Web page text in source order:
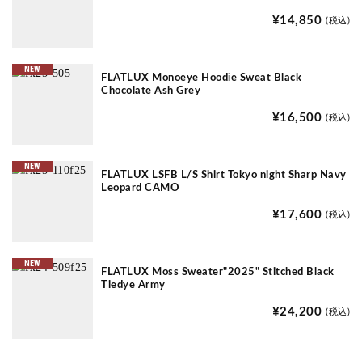
¥14,850 (税込)
NEW
FLATLUX Monoeye Hoodie Sweat Black
Chocolate Ash Grey
¥16,500 (税込)
NEW
FLATLUX LSFB L/S Shirt Tokyo night Sharp Navy
Leopard CAMO
¥17,600 (税込)
NEW
FLATLUX Moss Sweater"2025" Stitched Black
Tiedye Army
¥24,200 (税込)